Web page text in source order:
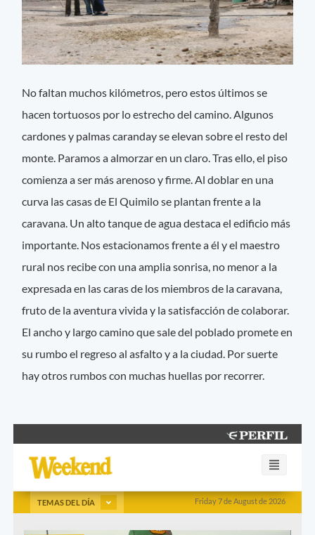
No faltan muchos kilómetros, pero estos últimos se
hacen tortuosos por lo estrecho del camino. Algunos
cardones y palmas caranday se elevan sobre el resto del
monte. Paramos a almorzar en un claro. Tras ello, el piso
comienza a ser más arenoso y firme. Al doblar en una
curva las casas de El Quimilo se plantan frente a la
caravana. Un alto tanque de agua destaca el edificio más
importante. Nos estacionamos frente a él y el maestro
rural nos recibe con una amplia sonrisa, no menor a la
expresada en las caras de los miembros de la caravana,
fruto de la aventura vivida y la satisfacción de colaborar.
El ancho y largo camino que sale del poblado promete en
su rumbo el regreso al asfalto y a la ciudad. Por suerte
hay otros rumbos con muchas huellas por recorrer.